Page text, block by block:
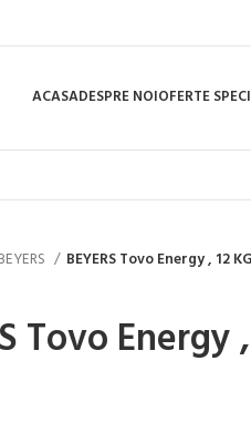
ACASADESPRE NOIOFERTE
BEYERS Tovo Energy , 12 KG
Tovo Energy